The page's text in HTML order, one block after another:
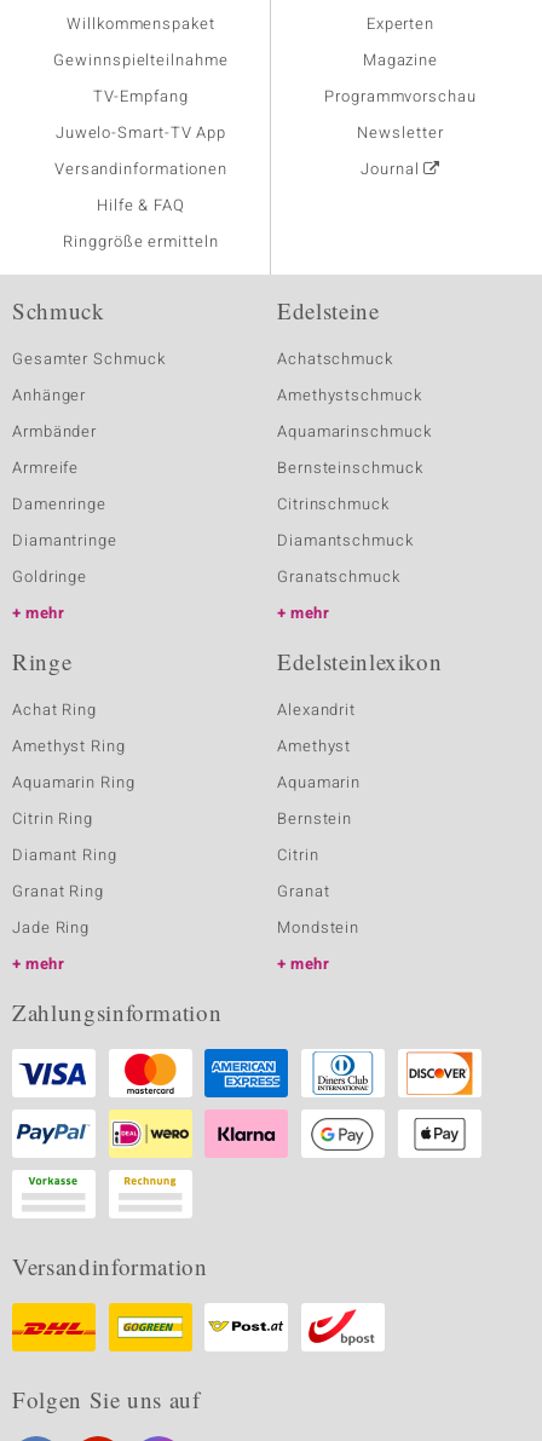
Willkommenspaket
Gewinnspielteilnahme
TV-Empfang
Juwelo-Smart-TV App
Versandinformationen
Hilfe & FAQ
Ringgröße ermitteln
Experten
Magazine
Programmvorschau
Newsletter
Journal
Schmuck
Gesamter Schmuck
Anhänger
Armbänder
Armreife
Damenringe
Diamantringe
Goldringe
mehr
Edelsteine
Achatschmuck
Amethystschmuck
Aquamarinschmuck
Bernsteinschmuck
Citrinschmuck
Diamantschmuck
Granatschmuck
mehr
Ringe
Achat Ring
Amethyst Ring
Aquamarin Ring
Citrin Ring
Diamant Ring
Granat Ring
Jade Ring
mehr
Edelsteinlexikon
Alexandrit
Amethyst
Aquamarin
Bernstein
Citrin
Granat
Mondstein
mehr
Zahlungsinformation
Versandinformation
Folgen Sie uns auf